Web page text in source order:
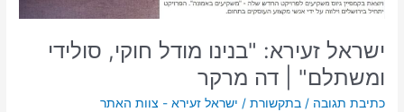
ישראל זעירא: "בנינו מודל חוקי, סולידי
ומשתלם" | דה מרקר
כתיבת תגובה /בתקשורת / ישראל זעירא - צוות האתר
מרקר